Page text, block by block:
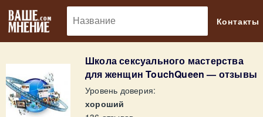
Контакты
Школа сексуального мастерства
для женщин TouchQueen — отзывы
Уровень доверия:
хороший